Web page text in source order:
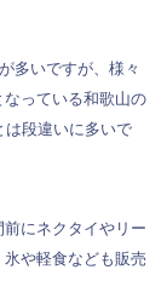
多いですが、様々
っている和歌山の
は段違いに多いで
にネクタイやリー
や軽食なども販売